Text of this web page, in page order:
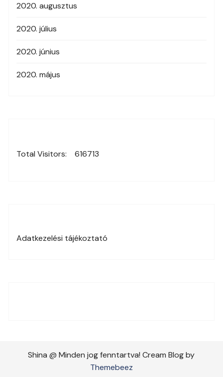
2020. augusztus
2020. július
2020. június
2020. május
Total Visitors: 616713
Adatkezelési tájékoztató
Shina @ Minden jog fenntartva! Cream Blog by
Themebeez